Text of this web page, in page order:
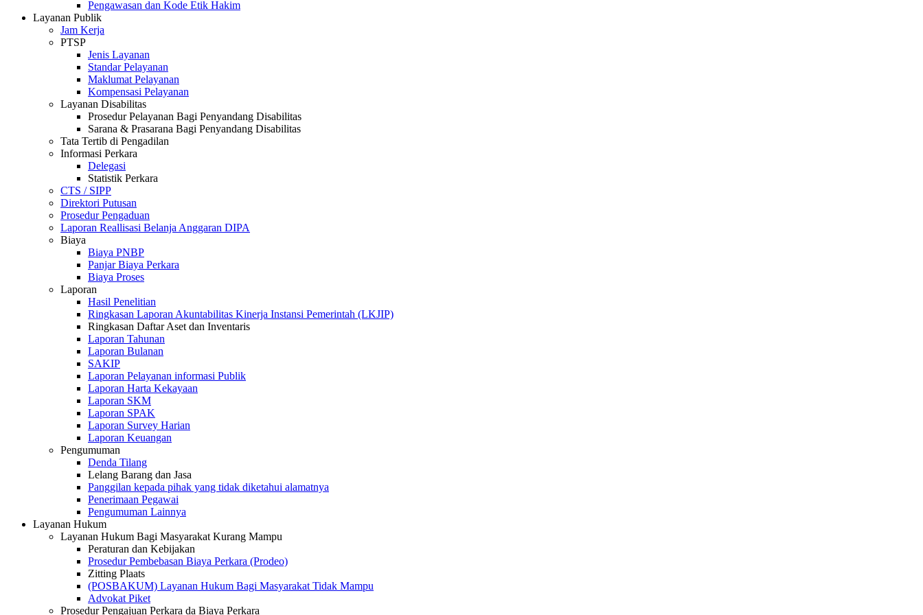
Pengawasan dan Kode Etik Hakim
Layanan Publik
Jam Kerja
PTSP
Jenis Layanan
Standar Pelayanan
Maklumat Pelayanan
Kompensasi Pelayanan
Layanan Disabilitas
Prosedur Pelayanan Bagi Penyandang Disabilitas
Sarana & Prasarana Bagi Penyandang Disabilitas
Tata Tertib di Pengadilan
Informasi Perkara
Delegasi
Statistik Perkara
CTS / SIPP
Direktori Putusan
Prosedur Pengaduan
Laporan Reallisasi Belanja Anggaran DIPA
Biaya
Biaya PNBP
Panjar Biaya Perkara
Biaya Proses
Laporan
Hasil Penelitian
Ringkasan Laporan Akuntabilitas Kinerja Instansi Pemerintah (LKJIP)
Ringkasan Daftar Aset dan Inventaris
Laporan Tahunan
Laporan Bulanan
SAKIP
Laporan Pelayanan informasi Publik
Laporan Harta Kekayaan
Laporan SKM
Laporan SPAK
Laporan Survey Harian
Laporan Keuangan
Pengumuman
Denda Tilang
Lelang Barang dan Jasa
Panggilan kepada pihak yang tidak diketahui alamatnya
Penerimaan Pegawai
Pengumuman Lainnya
Layanan Hukum
Layanan Hukum Bagi Masyarakat Kurang Mampu
Peraturan dan Kebijakan
Prosedur Pembebasan Biaya Perkara (Prodeo)
Zitting Plaats
(POSBAKUM) Layanan Hukum Bagi Masyarakat Tidak Mampu
Advokat Piket
Prosedur Pengajuan Perkara da Biaya Perkara